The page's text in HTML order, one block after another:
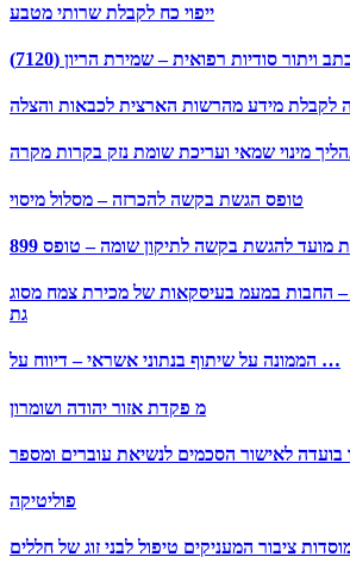
ייפוי כח לקבלת שרותי מטבע
ויתור סודיות רפואית – שמירת הריון (7120)
לקבלת מידע מהרשות הארצית לכבאות והצלה
טופס הגשת בקשה להכרזה – מסלול מיסוי
להגשת בקשה לתיקון שומה – טופס 899
הוראת פרשנות 2-2013 – החבות במעמ בעיסקאות של מכירת צמח מסוג
גת
הממונה על שיתוף בנתוני אשראי – דיווח על …
מ פקדת אזור יהודה ושומרון
פוליטיקה
ציבור המעניקים טיפול לבני זוג של חללים